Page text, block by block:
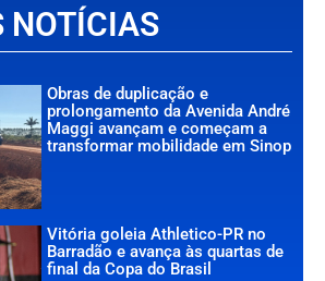
NOTÍCIAS
Obras de duplicação e
prolongamento da Avenida André
Maggi avançam e começam a
transformar mobilidade em Sinop
Vitória goleia Athletico-PR no
Barradão e avança às quartas de
final da Copa do Brasil